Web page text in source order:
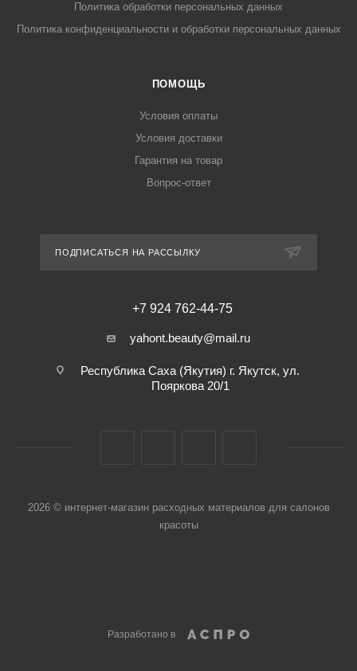
Политика обработки персональных данных
Политика конфиденциальности и обработки персональных данных
ПОМОЩЬ
Условия оплаты
Условия доставки
Гарантия на товар
Вопрос-ответ
ПОДПИСАТЬСЯ НА РАССЫЛКУ
+7 924 762-44-75
yahont.beauty@mail.ru
Республика Саха (Якутия) г. Якутск, ул.
Пояркова 20/1
2026 © интернет-магазин расходных материалов для салонов
красоты
Разработано в